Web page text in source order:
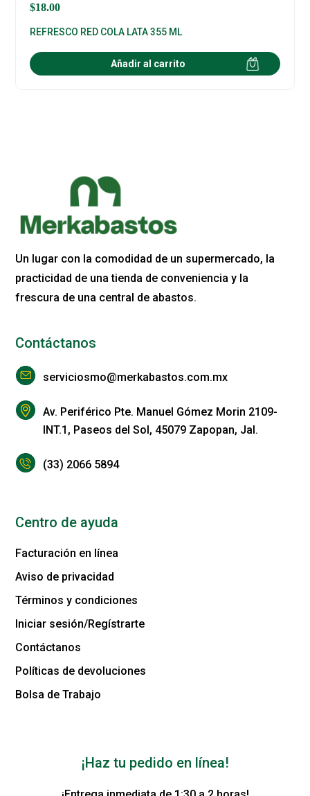
$18.00
REFRESCO RED COLA LATA 355 ML
Añadir al carrito
Un lugar con la comodidad de un supermercado, la
practicidad de una tienda de conveniencia y la
frescura de una central de abastos.
Contáctanos
serviciosmo@merkabastos.com.mx
Av. Periférico Pte. Manuel Gómez Morin 2109-
INT.1, Paseos del Sol, 45079 Zapopan, Jal.
(33) 2066 5894
Centro de ayuda
Facturación en línea
Aviso de privacidad
Términos y condiciones
Iniciar sesión/Regístrarte
Contáctanos
Políticas de devoluciones
Bolsa de Trabajo
¡Haz tu pedido en línea!